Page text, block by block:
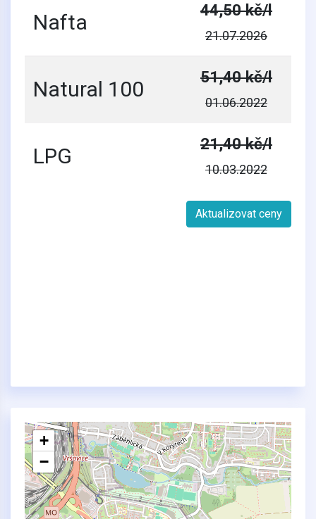
Nafta 44,50 kč/l
21.07.2026
Natural 100 51,40 kč/l
01.06.2022
LPG 21,40 kč/l
10.03.2022
Aktualizovat ceny
+
−